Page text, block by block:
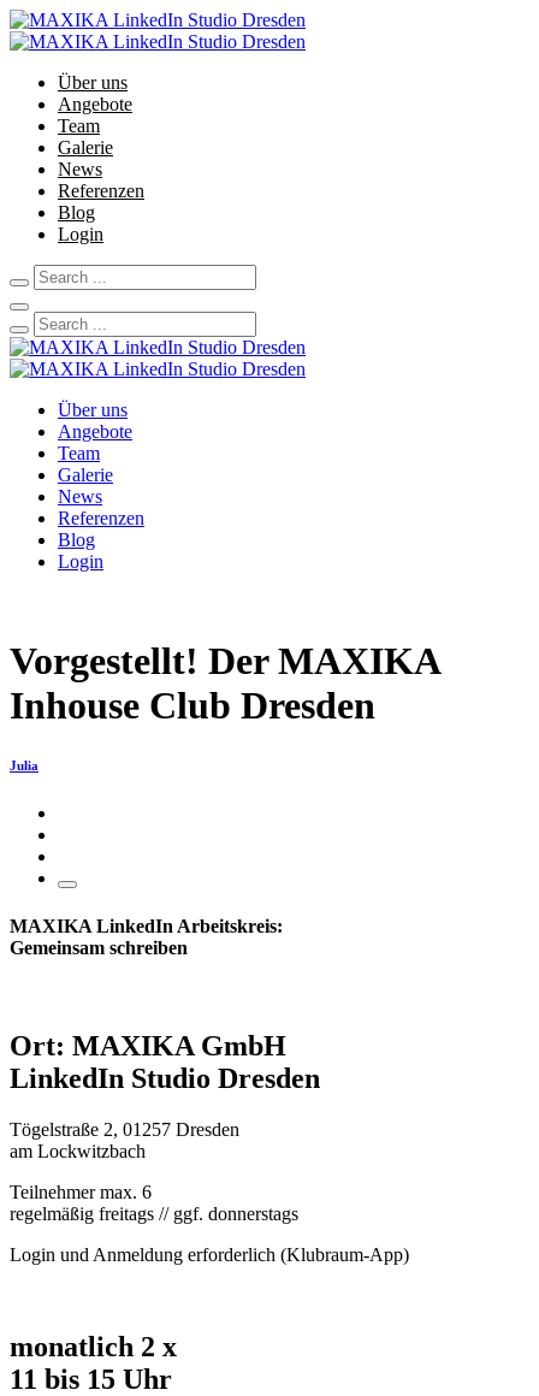
Über uns
Angebote
Team
Galerie
News
Referenzen
Blog
Login
Über uns
Angebote
Team
Galerie
News
Referenzen
Blog
Login
Vorgestellt! Der MAXIKA
Inhouse Club Dresden
Julia
MAXIKA LinkedIn Arbeitskreis:
Gemeinsam schreiben
Ort: MAXIKA GmbH
LinkedIn Studio Dresden
Tögelstraße 2, 01257 Dresden
am Lockwitzbach
Teilnehmer max. 6
regelmäßig freitags // ggf. donnerstags
Login und Anmeldung erforderlich (Klubraum-App)
monatlich 2 x
11 bis 15 Uhr